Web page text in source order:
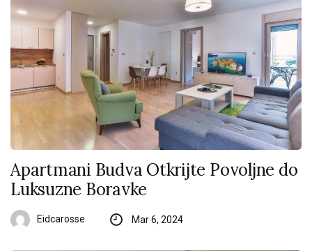
Apartmani Budva Otkrijte Povoljne do
Luksuzne Boravke
Eidcarosse Mar 6, 2024